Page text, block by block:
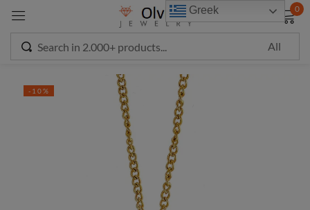
0
-10%
Greek
Sign in
Remember me
LOG IN
modal-check